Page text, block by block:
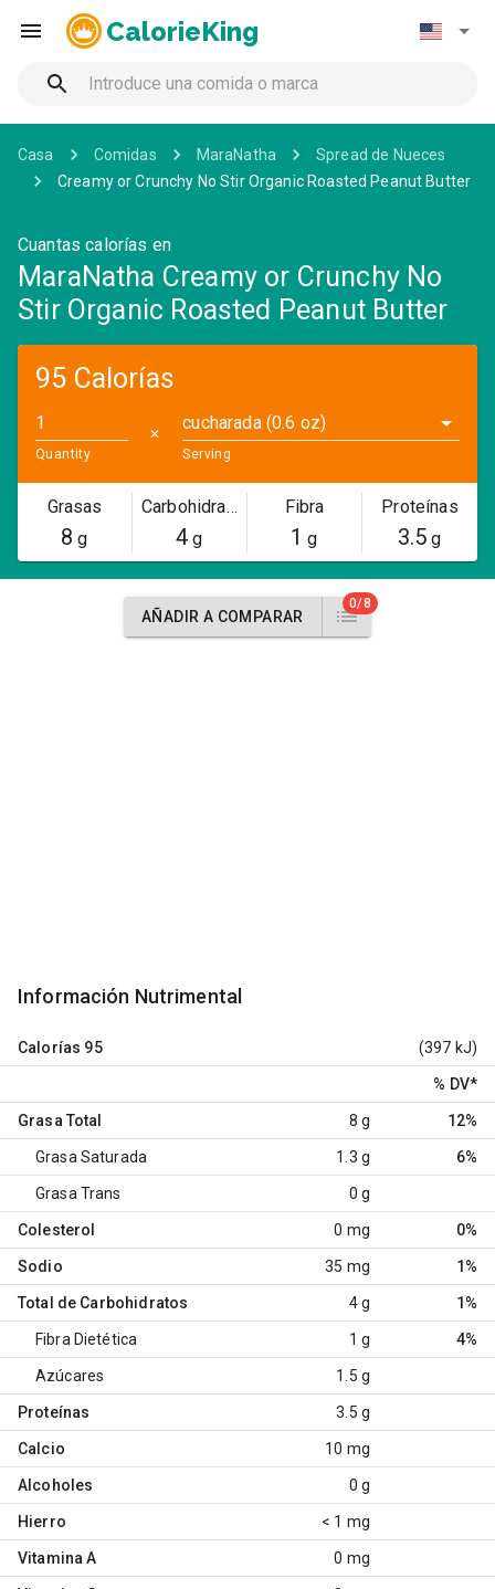
CalorieKing
Casa Comidas MaraNatha
Spread de Nueces
Creamy or Crunchy No Stir Organic Roasted Peanut Butter
Cuantas calorías en
MaraNatha Creamy or Crunchy No
Stir Organic Roasted Peanut Butter
95 Calorías
Quantity
✕
cucharada (0.6 oz)
Serving
Grasas
8 g
Carbohidratos
4 g
Fibra
1 g
Proteínas
3.5 g
AÑADIR A COMPARAR
0/8
Información Nutrimental
Calorías 95 (397 kJ)
% DV*
Grasa Total 8 g 12%
Grasa Saturada 1.3 g 6%
Grasa Trans 0 g
Colesterol 0 mg 0%
Sodio 35 mg 1%
Total de Carbohidratos 4 g 1%
Fibra Dietética 1 g 4%
Azúcares 1.5 g
Proteínas 3.5 g
Calcio 10 mg
Alcoholes 0 g
Hierro < 1 mg
Vitamina A 0 mg